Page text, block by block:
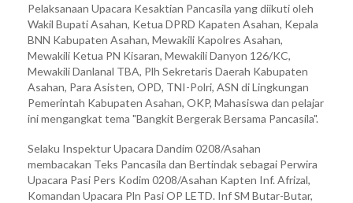
Pelaksanaan Upacara Kesaktian Pancasila yang diikuti oleh
Wakil Bupati Asahan, Ketua DPRD Kapaten Asahan, Kepala
BNN Kabupaten Asahan, Mewakili Kapolres Asahan,
Mewakili Ketua PN Kisaran, Mewakili Danyon 126/KC,
Mewakili Danlanal TBA, Plh Sekretaris Daerah Kabupaten
Asahan, Para Asisten, OPD, TNI-Polri, ASN di Lingkungan
Pemerintah Kabupaten Asahan, OKP, Mahasiswa dan pelajar
ini mengangkat tema "Bangkit Bergerak Bersama Pancasila".
Selaku Inspektur Upacara Dandim 0208/Asahan
membacakan Teks Pancasila dan Bertindak sebagai Perwira
Upacara Pasi Pers Kodim 0208/Asahan Kapten Inf. Afrizal,
Komandan Upacara Pln Pasi OP LETD. Inf SM Butar-Butar,